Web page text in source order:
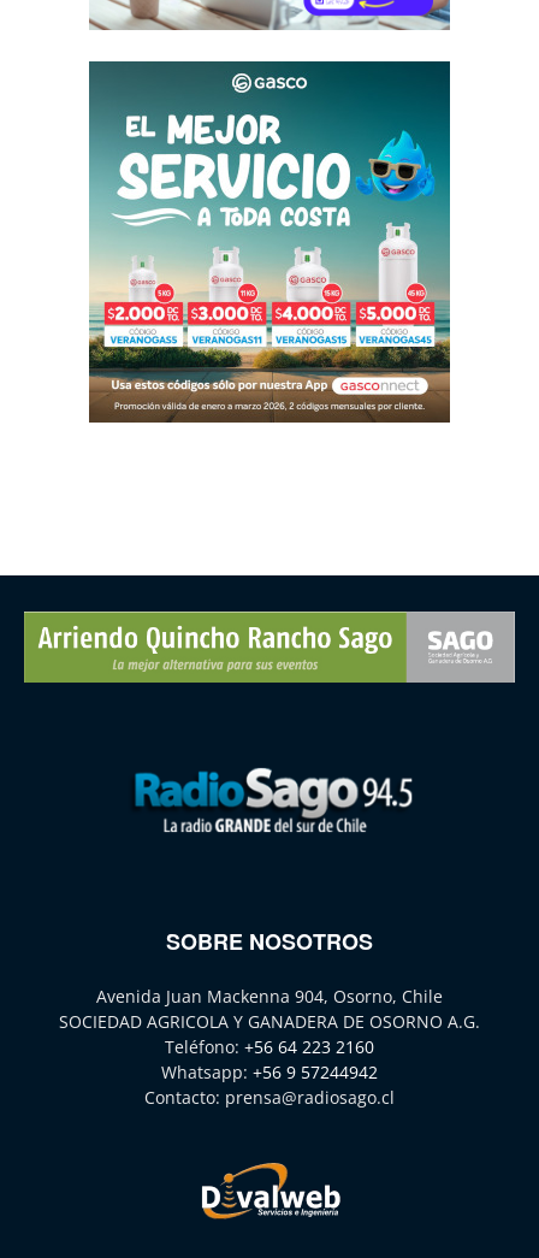
SOBRE NOSOTROS
Avenida Juan Mackenna 904, Osorno, Chile
SOCIEDAD AGRICOLA Y GANADERA DE OSORNO A.G.
Teléfono: +56 64 223 2160
Whatsapp: +56 9 57244942
Contacto: prensa@radiosago.cl